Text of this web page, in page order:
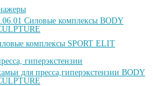
Силовые комплексы BODY
комплексы SPORT ELIT
гиперэкстензии
для пресса,гиперэкстензии BODY